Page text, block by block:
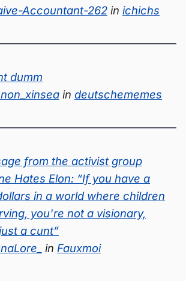
Accountant-262 in ichichs
dumm
in deutschememes
from the activist group
Hates Elon: “If you have a
in a world where children
you're not a visionary,
a cunt”
in Fauxmoi